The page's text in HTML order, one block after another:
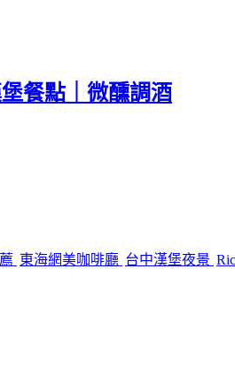
餐點｜微醺調酒
東海網美咖啡廳 台中漢堡夜景